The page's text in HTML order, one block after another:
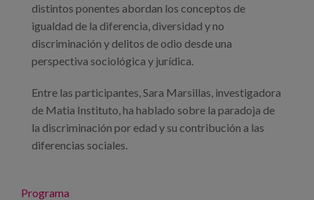
distintos ponentes abordan los conceptos de
igualdad de la diferencia, diversidad y no
discriminación y delitos de odio desde una
perspectiva sociológica y jurídica.
Entre las participantes, Sara Marsillas, investigadora
de Matia Instituto, ha hablado sobre la paradoja de
la discriminación por edad y su contribución a las
diferencias sociales.
Programa